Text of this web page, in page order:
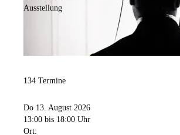
Ausstellung
134 Termine
Do 13. August 2026
13:00 bis 18:00 Uhr
Ort: